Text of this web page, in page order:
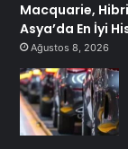
Macquarie,
Asya’da En İyi
Ağustos 8, 2026